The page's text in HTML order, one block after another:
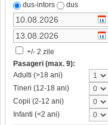
dus-intors dus
+/- 2 zile
Pasageri (max. 9):
Adulti (>18 ani)
Tineri (12-18 ani)
Copii (2-12 ani)
Infanti (<2 ani)